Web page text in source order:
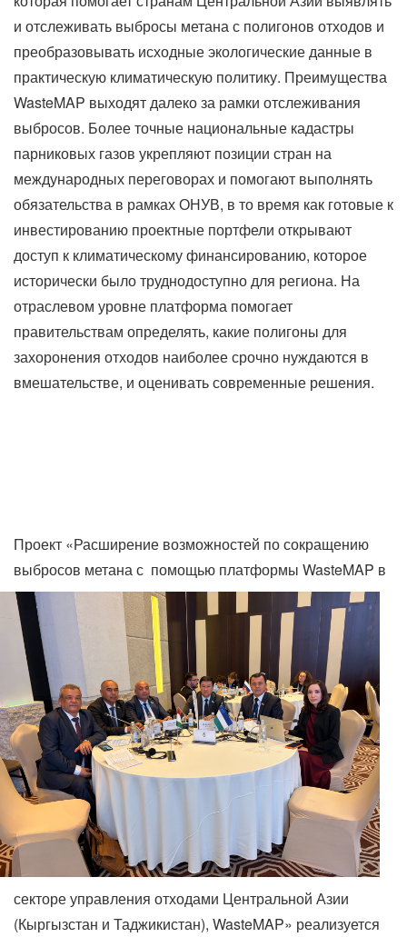
и отслеживать выбросы метана с полигонов отходов и
преобразовывать исходные экологические данные в
практическую климатическую политику. Преимущества
WasteMAP выходят далеко за рамки отслеживания
выбросов. Более точные национальные кадастры
парниковых газов укрепляют позиции стран на
международных переговорах и помогают выполнять
обязательства в рамках ОНУВ, в то время как готовые к
инвестированию проектные портфели открывают
доступ к климатическому финансированию, которое
исторически было труднодоступно для региона. На
отраслевом уровне платформа помогает
правительствам определять, какие полигоны для
захоронения отходов наиболее срочно нуждаются в
вмешательстве, и оценивать современные решения.
Проект «Расширение возможностей по сокращению
выбросов метана с помощью платформы WasteMAP в
секторе управления отходами Центральной Азии
(Кыргызстан и Таджикистан), WasteMAP» реализуется